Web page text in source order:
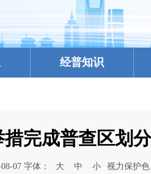
经普知识
完成普查区划
07 字体： 大 中 小 视力保护色